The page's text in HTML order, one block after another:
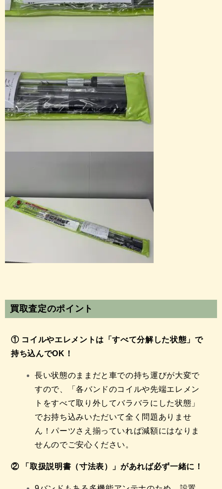
買取査定のポイント
① コイルやエレメントは「すべて分解した状態」で
持ち込んでOK！
長い状態のままだと車での持ち運びが大変で
すので、「各バンドのコイルや先端エレメン
トをすべて取り外してバラバラにした状態」
でお持ち込みいただいて全く問題ありませ
ん！パーツさえ揃っていれば減額にはなりま
せんのでご安心ください。
② 「取扱説明書（寸法表）」があれば必ず一緒に！